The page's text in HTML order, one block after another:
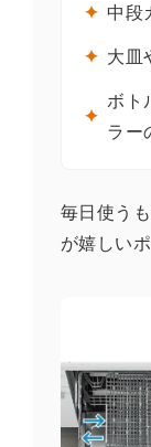
✦ 中段
✦ 大皿
✦
ボト
ラー
毎日使う
が嬉しい